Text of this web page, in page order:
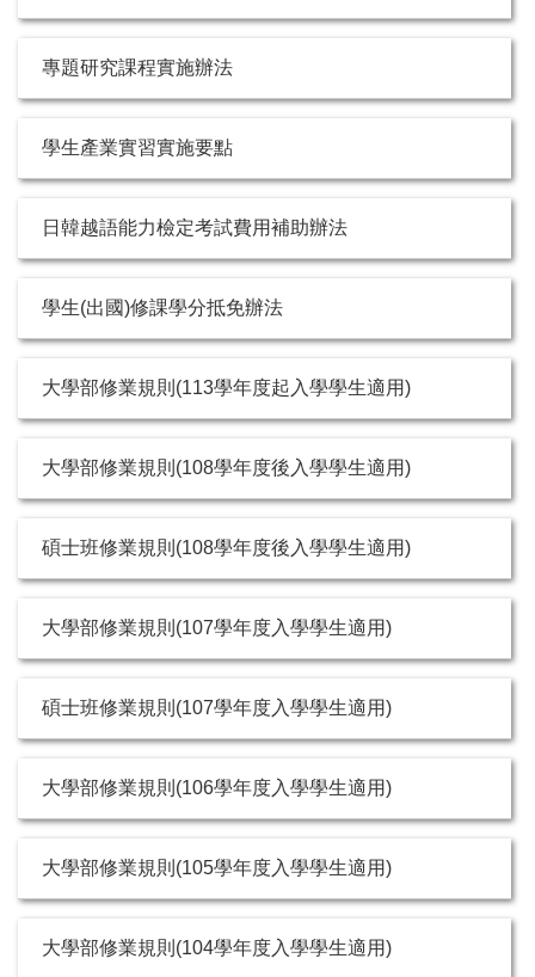
專題研究課程實施辦法
學生產業實習實施要點
日韓越語能力檢定考試費用補助辦法
學生(出國)修課學分抵免辦法
大學部修業規則(113學年度起入學學生適用)
大學部修業規則(108學年度後入學學生適用)
碩士班修業規則(108學年度後入學學生適用)
大學部修業規則(107學年度入學學生適用)
碩士班修業規則(107學年度入學學生適用)
大學部修業規則(106學年度入學學生適用)
大學部修業規則(105學年度入學學生適用)
大學部修業規則(104學年度入學學生適用)